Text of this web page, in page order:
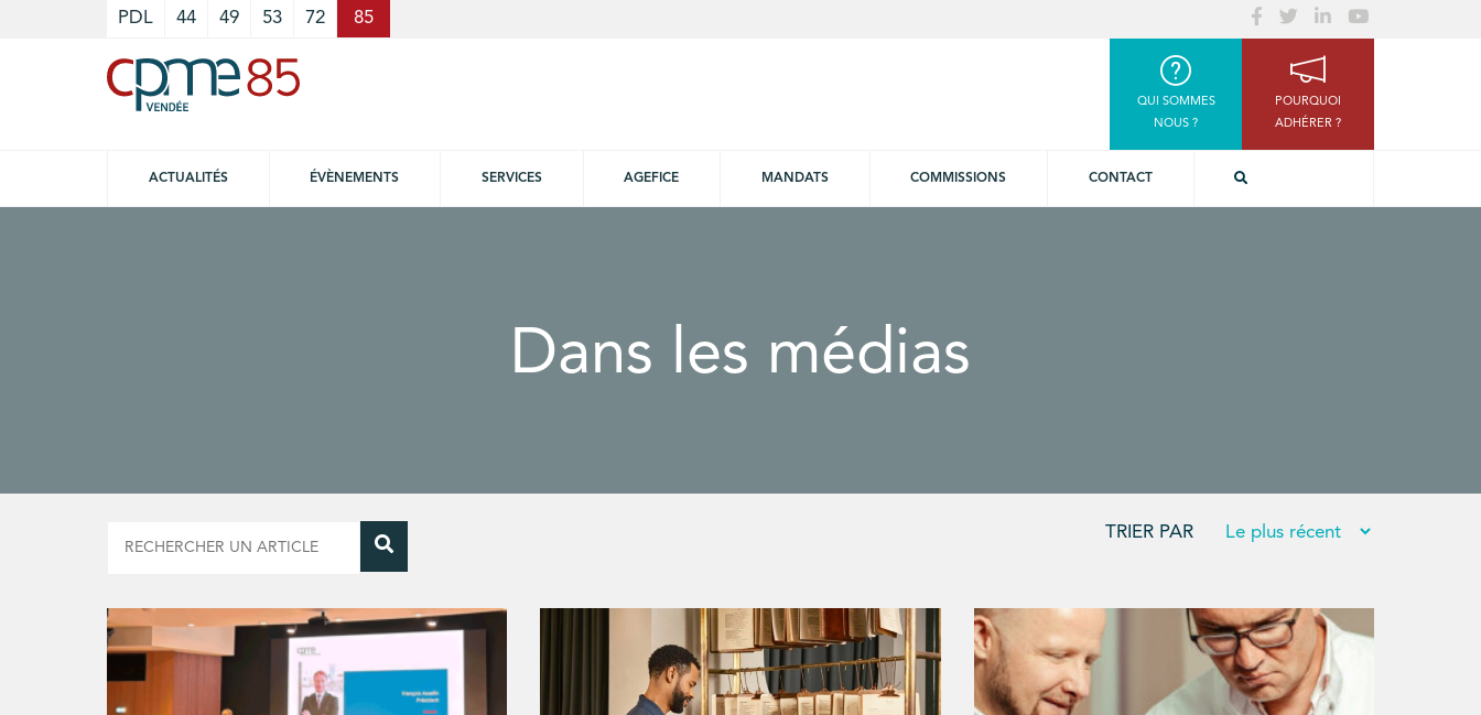
PDL 44 49 53 72 85
QUI SOMMES
NOUS ?
POURQUOI
ADHÉRER ?
ACTUALITÉS ÉVÈNEMENTS SERVICES AGEFICE MANDATS COMMISSIONS CONTACT
Dans les médias
TRIER PAR
Cookies management panel